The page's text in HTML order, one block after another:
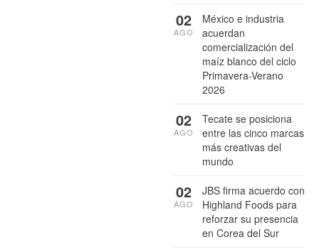
México e industria
acuerdan
comercialización del
maíz blanco del ciclo
Primavera-Verano
2026
02
AGO
Tecate se posiciona
entre las cinco marcas
más creativas del
mundo
02
AGO
JBS firma acuerdo con
Highland Foods para
reforzar su presencia
en Corea del Sur
02
AGO